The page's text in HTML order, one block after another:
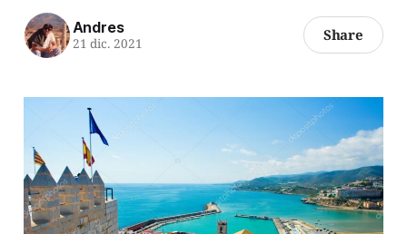
Andres
21 dic. 2021 Share